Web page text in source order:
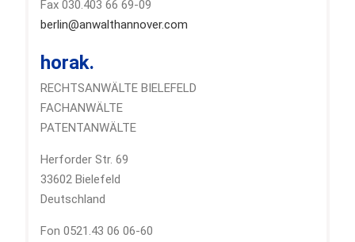
Fax 030.403 66 69-09
berlin@anwalthannover.com
horak.
RECHTSANWÄLTE BIELEFELD
FACHANWÄLTE
PATENTANWÄLTE
Herforder Str. 69
33602 Bielefeld
Deutschland
Fon 0521.43 06 06-60